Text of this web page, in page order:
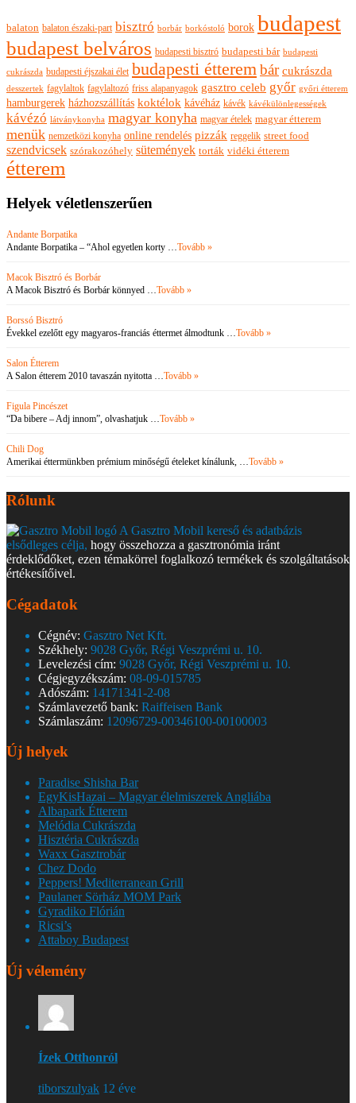
balaton balaton északi-part bisztró borbár borkóstoló borok budapest
budapest belváros budapesti bisztró budapesti bár budapesti
cukrászda budapesti éjszakai élet budapesti étterembár cukrászda
desszertek fagylaltok fagylaltozó friss alapanyagok gasztro celeb győr győri étterem
hamburgerek házhozszállítás koktélok kávéház kávék kávékülönlegességek
kávézó látványkonyha magyar konyha magyar ételek magyar étterem
menük nemzetközi konyha online rendelés pizzák reggelik street food
szendvicsek szórakozóhely sütemények torták vidéki étterem
étterem
Helyek véletlenszerűen
Andante Borpatika
Andante Borpatika – “Ahol egyetlen korty …Tovább »
Macok Bisztró és Borbár
A Macok Bisztró és Borbár könnyed …Tovább »
Borssó Bisztró
Évekkel ezelőtt egy magyaros-franciás éttermet álmodtunk …Tovább »
Salon Étterem
A Salon étterem 2010 tavaszán nyitotta …Tovább »
Figula Pincészet
“Da bibere – Adj innom”, olvashatjuk …Tovább »
Chili Dog
Amerikai éttermünkben prémium minőségű ételeket kínálunk, …Tovább »
Rólunk
A Gasztro Mobil kereső és adatbázis
elsődleges célja, hogy összehozza a gasztronómia iránt
érdeklődőket, ezen témakörrel foglalkozó termékek és szolgáltatások
értékesítőivel.
Cégadatok
Cégnév: Gasztro Net Kft.
Székhely: 9028 Győr, Régi Veszprémi u. 10.
Levelezési cím: 9028 Győr, Régi Veszprémi u. 10.
Cégjegyzékszám: 08-09-015785
Adószám: 14171341-2-08
Számlavezető bank: Raiffeisen Bank
Számlaszám: 12096729-00346100-00100003
Új helyek
Paradise Shisha Bar
EgyKisHazai – Magyar élelmiszerek Angliába
Albapark Étterem
Melódia Cukrászda
Hisztéria Cukrászda
Waxx Gasztrobár
Chez Dodo
Peppers! Mediterranean Grill
Paulaner Sörház MOM Park
Gyradiko Flórián
Ricsi’s
Attaboy Budapest
Új vélemény
Ízek Otthonról
tiborszulyak 12 éve